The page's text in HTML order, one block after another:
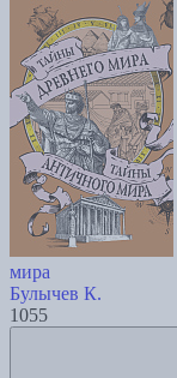
мира
Булычев К.
1055